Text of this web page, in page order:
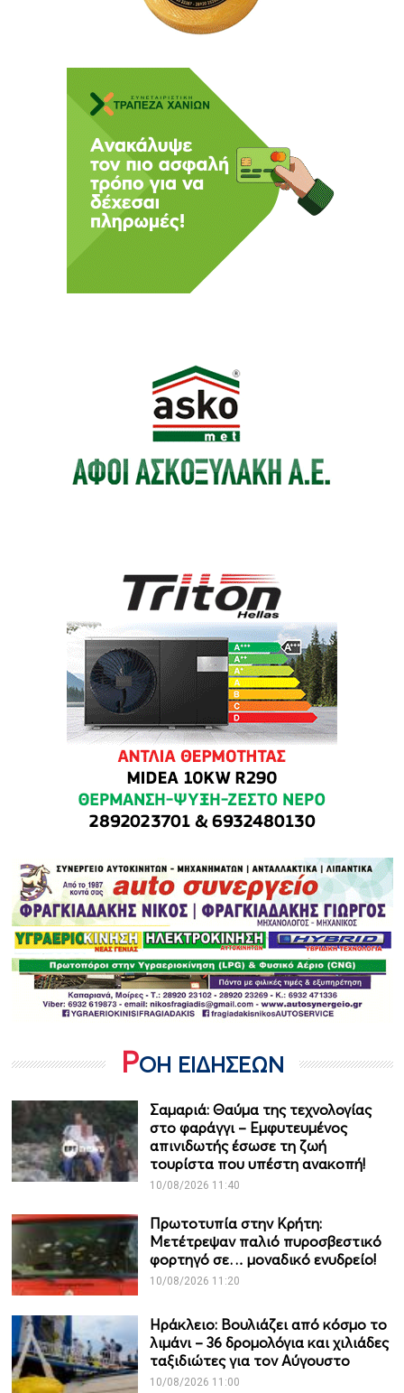
ΡΟΗ ΕΙΔΗΣΕΩΝ
Σαμαριά: Θαύμα της τεχνολογίας
στο φαράγγι – Εμφυτευμένος
απινιδωτής έσωσε τη ζωή
τουρίστα που υπέστη ανακοπή!
10/08/2026 11:40
Πρωτοτυπία στην Κρήτη:
Μετέτρεψαν παλιό πυροσβεστικό
φορτηγό σε… μοναδικό ενυδρείο!
10/08/2026 11:20
Ηράκλειο: Βουλιάζει από κόσμο το
λιμάνι – 36 δρομολόγια και χιλιάδες
ταξιδιώτες για τον Αύγουστο
10/08/2026 11:00